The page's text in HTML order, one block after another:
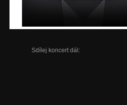
Sdílej koncert dál: